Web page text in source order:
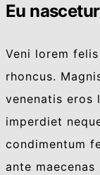
Eu
Veni lorem
rhoncus.
venenatis eros
imperdiet
condimentum
ante